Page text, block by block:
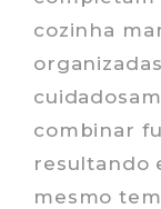
cozinha
combinar
resultando
mesmo